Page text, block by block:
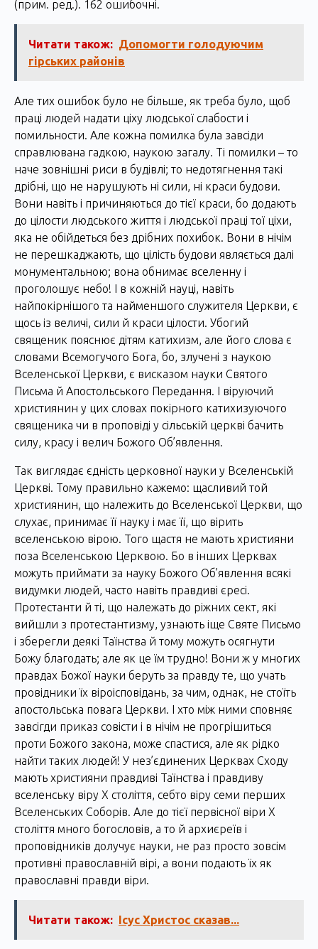
(прим. ред.). 162 ошибочні.
Читати також: Допомогти голодуючим
гірських районів
Але тих ошибок було не більше, як треба було, щоб
праці людей надати ціху людської слабости і
помильности. Але кожна помилка була завсіди
справлювана гадкою, наукою загалу. Ті помилки – то
наче зовнішні риси в будівлі; то недотягнення такі
дрібні, що не нарушують ні сили, ні краси будови.
Вони навіть і причиняються до тієї краси, бо додають
до цілости людського життя і людської праці тої ціхи,
яка не обійдеться без дрібних похибок. Вони в нічім
не перешкаджають, що цілість будови являється далі
монументальною; вона обнимає вселенну і
проголошує небо! І в кожній науці, навіть
найпокірнішого та найменшого служителя Церкви, є
щось із величі, сили й краси цілости. Убогий
священик пояснює дітям катихизм, але його слова є
словами Всемогучого Бога, бо, злучені з наукою
Вселенської Церкви, є висказом науки Святого
Письма й Апостольського Передання. І віруючий
християнин у цих словах покірного катихизуючого
священика чи в проповіді у сільській церкві бачить
силу, красу і велич Божого Об’явлення.
Так виглядає єдність церковної науки у Вселенській
Церкві. Тому правильно кажемо: щасливий той
християнин, що належить до Вселенської Церкви, що
слухає, принимає її науку і має її, що вірить
вселенською вірою. Того щастя не мають християни
поза Вселенською Церквою. Бо в інших Церквах
можуть приймати за науку Божого Об’явлення всякі
видумки людей, часто навіть правдиві єресі.
Протестанти й ті, що належать до ріжних сект, які
вийшли з протестантизму, узнають іще Святе Письмо
і зберегли деякі Таїнства й тому можуть осягнути
Божу благодать; але як це їм трудно! Вони ж у многих
правдах Божої науки беруть за правду те, що учать
провідники їх віроісповідань, за чим, однак, не стоїть
апостольська повага Церкви. І хто між ними сповняє
завсігди приказ совісти і в нічім не прогрішиться
проти Божого закона, може спастися, але як рідко
найти таких людей! У нез’єдинених Церквах Сходу
мають християни правдиві Таїнства і правдиву
вселенську віру X століття, себто віру семи перших
Вселенських Соборів. Але до тієї первісної віри X
століття много богословів, а то й архиєреїв і
проповідників долучує науки, не раз просто зовсім
противні православній вірі, а вони подають їх як
православні правди віри.
Читати також: Ісус Христос сказав...